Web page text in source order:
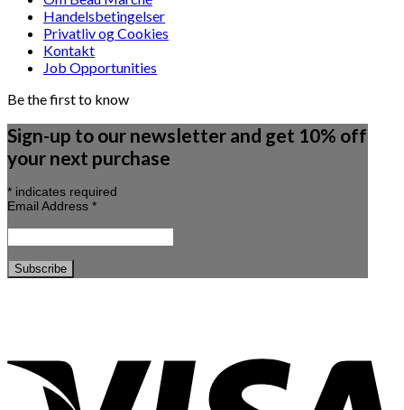
Handelsbetingelser
Privatliv og Cookies
Kontakt
Job Opportunities
Be the first to know
Sign-up to our newsletter and get 10% off
your next purchase
* indicates required
Email Address *